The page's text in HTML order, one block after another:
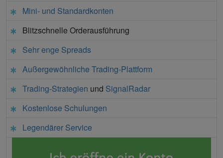
Mini- und Standardkonten
Blitzschnelle Orderausführung
Sehr enge Spreads
Außergewöhnliche Trading-Plattform
Trading-Strategien und SignalRadar
Kostenlose Schulungen
Legendärer Service